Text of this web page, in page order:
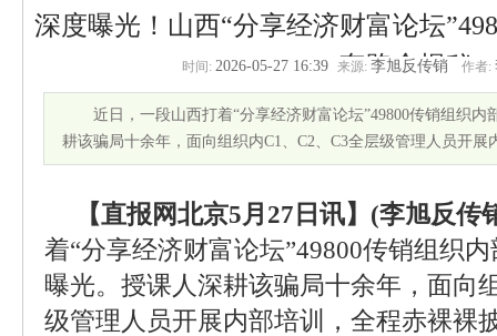
深度曝光！山西“分享经济财富论坛
套路全揭秘
时间: 2026-05-27 16:39 来源: 李旭反传销 作者:
近日，一段山西打着“分享经济财富论坛”49800传销组织
耕该骗局十余年，面向组织内C1、C2、C3全层级管理人员开展
【直报网北京5月27日讯】(李旭反传
着“分享经济财富论坛”49800传销组织
曝光。授课人深耕该骗局十余年，面向
级管理人员开展内部培训，全程赤裸裸